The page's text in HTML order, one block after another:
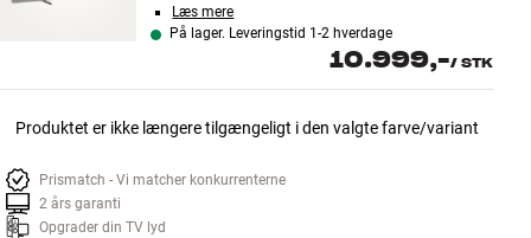
Læs mere
På lager. Leveringstid 1-2 hverdage
10.999,-/ STK
Produktet er ikke længere tilgængeligt i den valgte farve/variant
Prismatch - Vi matcher konkurrenterne
2 års garanti
Opgrader din TV lyd